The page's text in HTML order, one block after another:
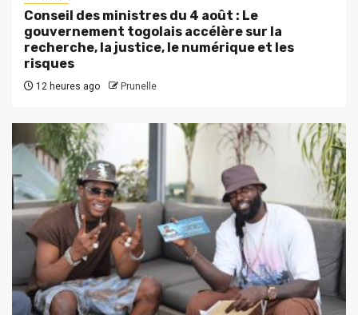
Conseil des ministres du 4 août : Le
gouvernement togolais accélère sur la
recherche, la justice, le numérique et les
risques
12 heures ago Prunelle